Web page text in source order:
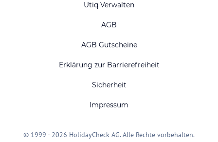
Utiq Verwalten
AGB
AGB Gutscheine
Erklärung zur Barrierefreiheit
Sicherheit
Impressum
© 1999 - 2026 HolidayCheck AG. Alle Rechte vorbehalten.